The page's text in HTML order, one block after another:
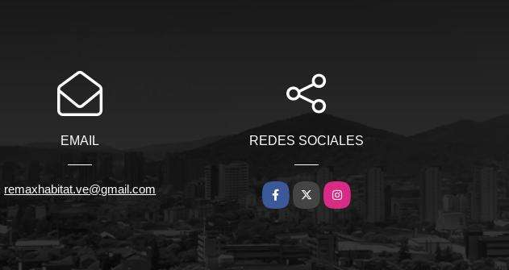
EMAIL
remaxhabitat.ve@gmail.com
REDES SOCIALES
Facebook
X Instagram